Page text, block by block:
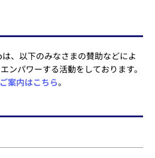
、以下のみなさまの賛助などによ
ンパワーする活動をしております。
案内はこちら。